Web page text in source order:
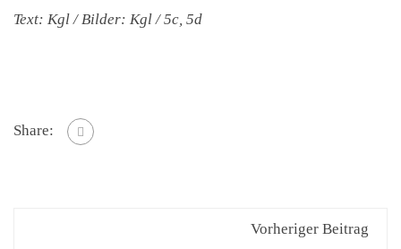
Text: Kgl / Bilder: Kgl / 5c, 5d
Share:
Vorheriger Beitrag